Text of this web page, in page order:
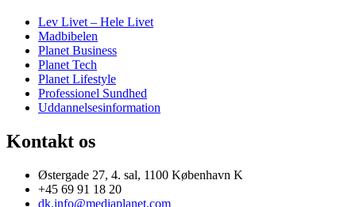
Lev Livet – Hele Livet
Madbibelen
Planet Business
Planet Tech
Planet Lifestyle
Professionel Sundhed
Uddannelsesinformation
Kontakt os
Østergade 27, 4. sal, 1100 København K
+45 69 91 18 20
dk.info@mediaplanet.com